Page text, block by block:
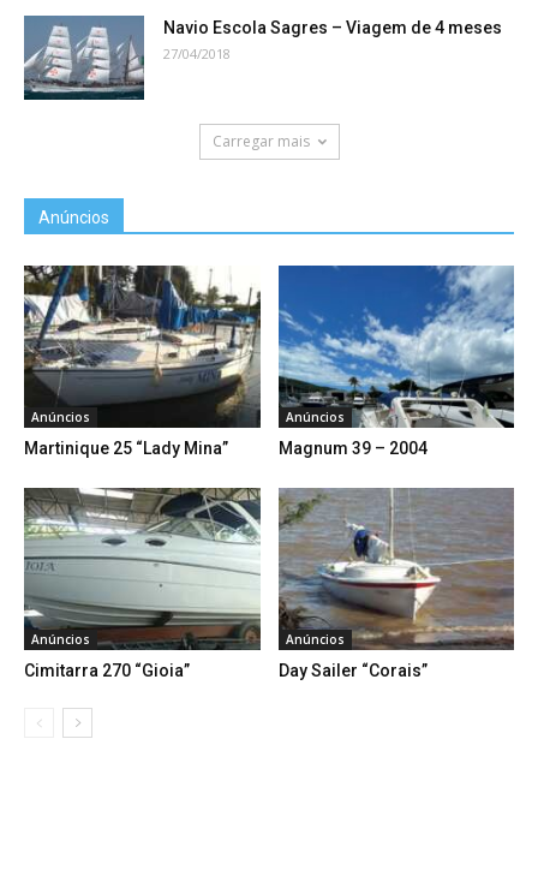
Navio Escola Sagres – Viagem de 4 meses
27/04/2018
Carregar mais
Anúncios
Anúncios
Martinique 25 “Lady Mina”
Anúncios
Magnum 39 – 2004
Anúncios
Cimitarra 270 “Gioia”
Anúncios
Day Sailer “Corais”